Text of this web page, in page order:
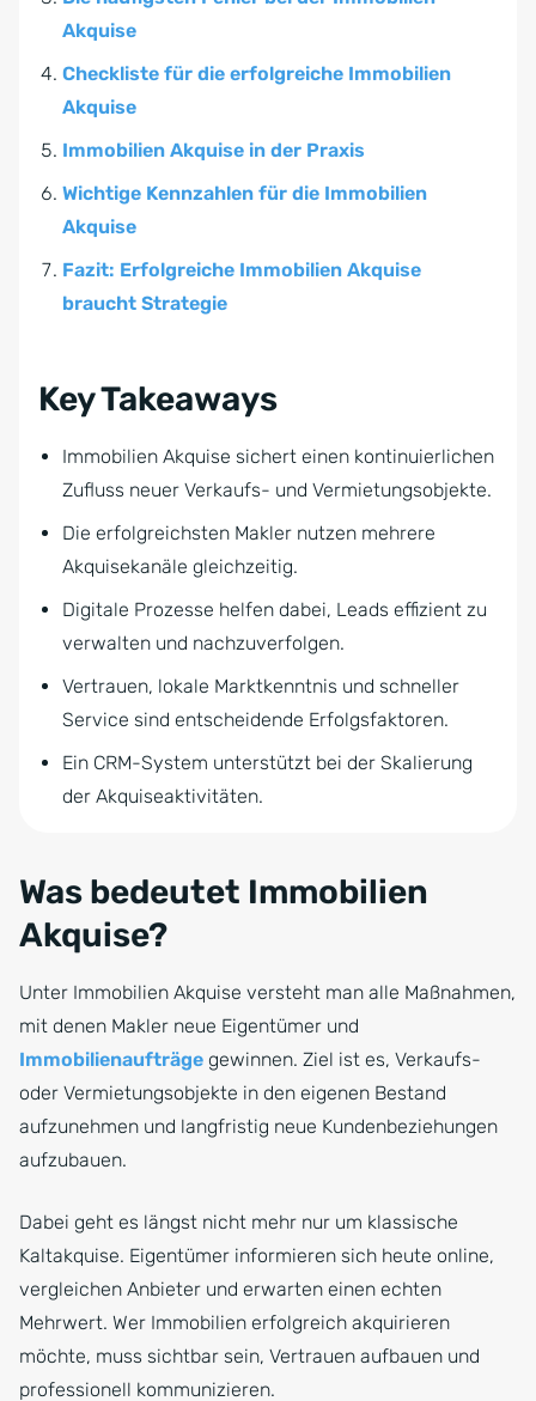
Akquise
Checkliste für die erfolgreiche Immobilien
Akquise
Immobilien Akquise in der Praxis
Wichtige Kennzahlen für die Immobilien
Akquise
Fazit: Erfolgreiche Immobilien Akquise
braucht Strategie
Key Takeaways
Immobilien Akquise sichert einen kontinuierlichen
Zufluss neuer Verkaufs- und Vermietungsobjekte.
Die erfolgreichsten Makler nutzen mehrere
Akquisekanäle gleichzeitig.
Digitale Prozesse helfen dabei, Leads effizient zu
verwalten und nachzuverfolgen.
Vertrauen, lokale Marktkenntnis und schneller
Service sind entscheidende Erfolgsfaktoren.
Ein CRM-System unterstützt bei der Skalierung
der Akquiseaktivitäten.
Was bedeutet Immobilien
Akquise?
Unter Immobilien Akquise versteht man alle Maßnahmen,
mit denen Makler neue Eigentümer und
Immobilienaufträge gewinnen. Ziel ist es, Verkaufs-
oder Vermietungsobjekte in den eigenen Bestand
aufzunehmen und langfristig neue Kundenbeziehungen
aufzubauen.
Dabei geht es längst nicht mehr nur um klassische
Kaltakquise. Eigentümer informieren sich heute online,
vergleichen Anbieter und erwarten einen echten
Mehrwert. Wer Immobilien erfolgreich akquirieren
möchte, muss sichtbar sein, Vertrauen aufbauen und
professionell kommunizieren.